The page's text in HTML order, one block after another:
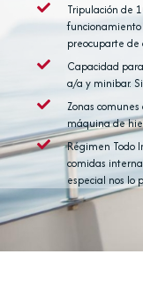
Tripulación de
funcionamiento
preocuparte de
Capacidad
a/a y minibar.
Zonas
máquina de
Régimen Todo
comidas
especial nos lo